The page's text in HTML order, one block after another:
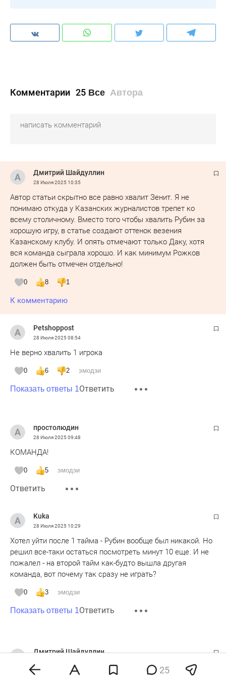
Комментарии 25 Все Автора
Дмитрий Шайдуллин
28 Июля 202510:35
Автор статьи скрытно все равно хвалит Зенит. Я не
понимаю откуда у Казанских журналистов трепет ко
всему столичному. Вместо того чтобы хвалить Рубин за
хорошую игру, в статье создают оттенок везения
Казанскому клубу. И опять отмечают только Даку, хотя
вся команда сыграла хорошо. И как минимум Рожков
должен быть отмечен отдельно!
0 8 1
К комментарию
Petshoppost
28 Июля 202508:54
Не верно хвалить 1 игрока
0 6 2 эмодзи
Показать ответы 1Ответить
простолюдин
28 Июля 202509:48
КОМАНДА!
0 5 эмодзи
Ответить
Kuka
28 Июля 202510:29
Хотел уйти после 1 тайма - Рубин вообще был никакой. Но
решил все-таки остаться посмотреть минут 10 еще. И не
пожалел - на второй тайм как-будто вышла другая
команда, вот почему так сразу не играть?
0 3 эмодзи
Показать ответы 1Ответить
Дмитрий Шайдуллин
Автор статьи скрытно все равно хвалит Зенит. Я не
25